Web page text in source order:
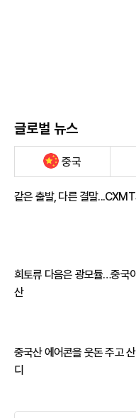
글로벌 뉴스
중국
같은 출발, 다른 결말
희토류 다음은 광모듈…중국
산
중국산 에어콘을 웃돈 주고
디